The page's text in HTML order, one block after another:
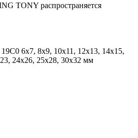
TONY распространяется
6x7, 8x9, 10x11, 12x13, 14x15,
24x26, 25x28, 30x32 мм